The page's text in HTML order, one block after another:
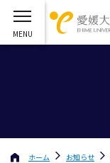
ホーム お知らせ